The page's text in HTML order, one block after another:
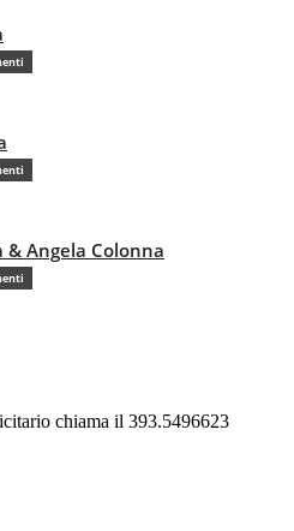
& Angela Colonna
chiama il 393.5496623